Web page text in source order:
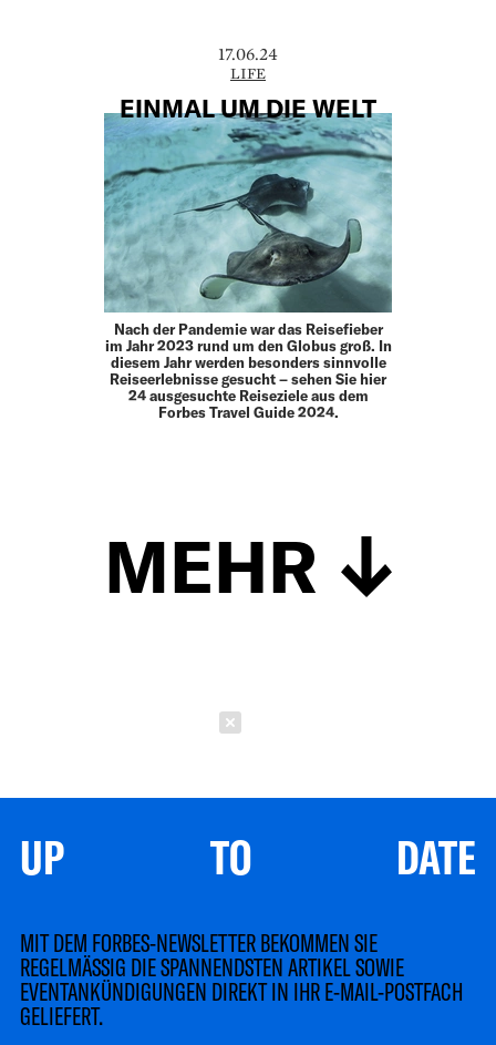
17.06.24
LIFE
EINMAL UM DIE WELT
Nach der Pandemie war das Reisefieber
im Jahr 2023 rund um den Globus groß. In
diesem Jahr werden besonders sinnvolle
Reiseerlebnisse gesucht – sehen Sie hier
24 ausgesuchte Reiseziele aus dem
Forbes Travel Guide 2024.
MEHR
UP TO DATE
MIT DEM FORBES-NEWSLETTER BEKOMMEN SIE
REGELMÄSSIG DIE SPANNENDSTEN ARTIKEL SOWIE
EVENTANKÜNDIGUNGEN DIREKT IN IHR E-MAIL-POSTFACH
GELIEFERT.